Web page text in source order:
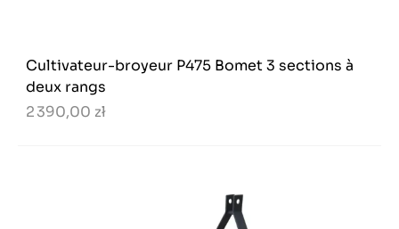
Cultivateur-broyeur P475 Bomet 3 sections à
deux rangs
2 390,00 zł